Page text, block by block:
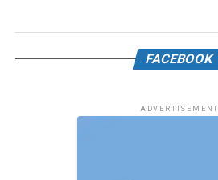
FACEBOOK
ADVERTISEMENT